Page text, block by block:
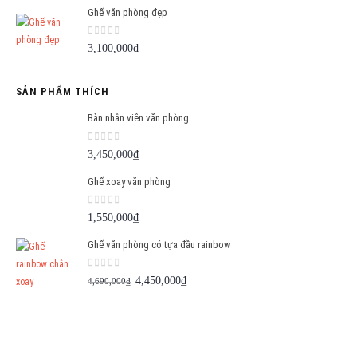
Ghế văn phòng đẹp
0 out of 5
3,100,000₫
SẢN PHẨM THÍCH
Bàn nhân viên văn phòng
0 out of 5
3,450,000₫
Ghế xoay văn phòng
0 out of 5
1,550,000₫
Ghế văn phòng có tựa đầu rainbow
0 out of 5
4,690,000₫ Giá
4,450,000₫Giá